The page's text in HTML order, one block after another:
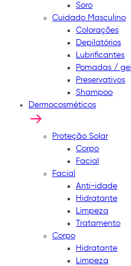
Soro
Cuidado Masculino
Colorações
Depilatórios
Lubrificantes
Pomadas / gel
Preservativos
Shampoo
Dermocosméticos
Proteção Solar
Corpo
Facial
Facial
Anti-idade
Hidratante
Limpeza
Tratamento
Corpo
Hidratante
Limpeza